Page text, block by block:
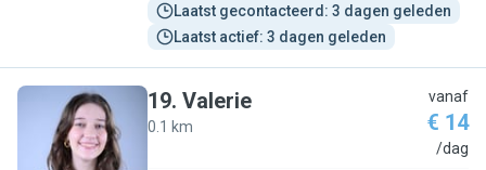
Laatst gecontacteerd: 3 dagen geleden
Laatst actief: 3 dagen geleden
V
19. Valerie
0.1 km
vanaf
€ 14
/dag